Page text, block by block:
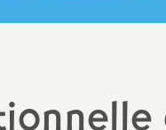
Maritimes